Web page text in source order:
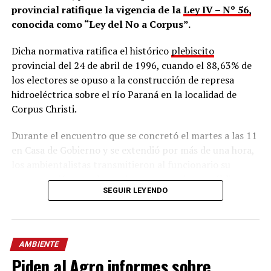
En cuestión de minutos,el comentario fue eliminado
la mencionada cuenta oficial del Ministerio de Ecología,
como también la del ministro Martín Recaman, el
subsecretarioFacundo Ringay el director general
Franco García Sosa , ante lo cual están impedidos de
interactuar entre cuentas.
provincial ratifique la vigencia de laLey IV – Nº 56,
conocida como “Ley del No a Corpus”.
Dicha normativa ratifica el histórico plebiscito
provincial del 24 de abril de 1996, cuando el 88,63% de
los electores se opuso a la construcción de represa
hidroeléctrica sobre el río Paraná en la localidad de
Corpus Christi.
Durante el encuentro que se concretó el martes a las 11
en Casa de Gobierno y se extendió por más de una hora,
preocupación ante las recientes expresiones públicas
que incitan la posibilidad de construir una represa sobre
Ante esto, exigieron el cumplimiento estricto de la
mencionada normativa que obliga al Poder Ejecutivo
provincial a defender la postura de la consulta popular
SEGUIR LEYENDO
AMBIENTE